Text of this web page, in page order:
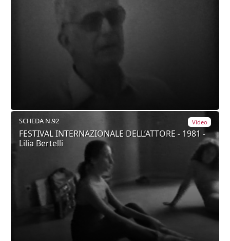
SCHEDA N.92 Video
FESTIVAL INTERNAZIONALE DELL’ATTORE - 1981 -
Lilia Bertelli